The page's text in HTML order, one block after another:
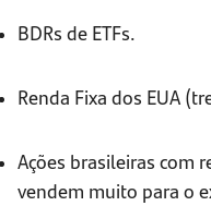
BDRs de ETFs.
Renda Fixa dos EUA
Ações brasileiras com
vendem muito para o